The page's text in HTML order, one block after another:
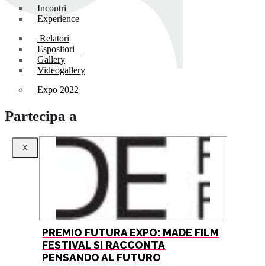
Incontri
Experience
Relatori
Espositori
Gallery
Videogallery
Expo 2022
X
Partecipa a
PREMIO FUTURA EXPO: MADE FILM
FESTIVAL SI RACCONTA
PENSANDO AL FUTURO